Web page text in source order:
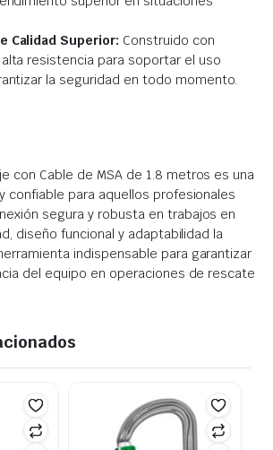
Calidad Superior: Construido con
resistencia para soportar el uso
la seguridad en todo momento.
con Cable de MSA de 1.8 metros es una
confiable para aquellos profesionales
segura y robusta en trabajos en
diseño funcional y adaptabilidad la
indispensable para garantizar
del equipo en operaciones de rescate